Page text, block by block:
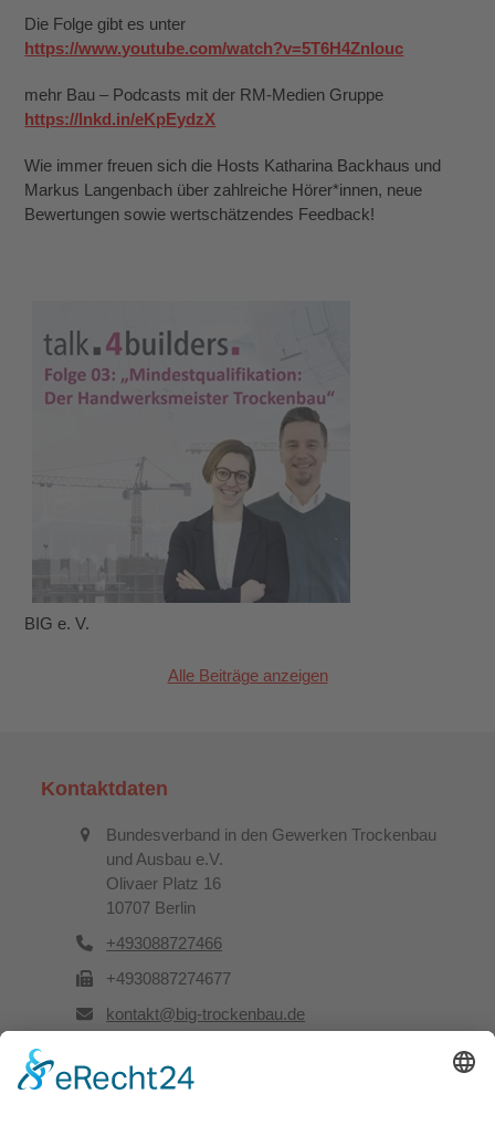
Die Folge gibt es unter
https://www.youtube.com/watch?v=5T6H4Znlouc
mehr Bau – Podcasts mit der RM-Medien Gruppe
https://lnkd.in/eKpEydzX
Wie immer freuen sich die Hosts Katharina Backhaus und
Markus Langenbach über zahlreiche Hörer*innen, neue
Bewertungen sowie wertschätzendes Feedback!
BIG e. V.
Alle Beiträge anzeigen
Kontaktdaten
Bundesverband in den Gewerken Trockenbau
und Ausbau e.V.
Olivaer Platz 16
10707 Berlin
+493088727466
+4930887274677
kontakt@big-trockenbau.de